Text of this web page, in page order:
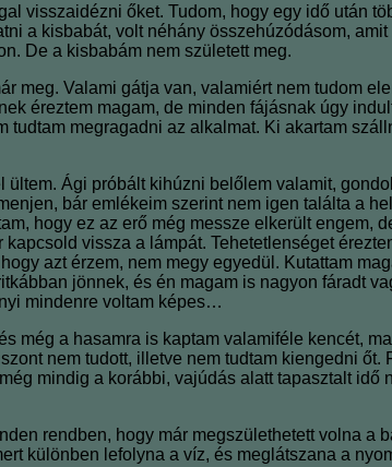
visszaidézni őket. Tudom, hogy egy idő után
a kisbabát, volt néhány összehúzódásom,
De a kisbabám nem született meg.
meg. Valami gátja van, valamiért nem tudom
éreztem magam, de minden fájásnak úgy
megragadni az alkalmat. Ki akartam
Ági próbált kihúzni belőlem valamit,
bár emlékeim szerint nem igen találta a
hogy ez az erő még messze elkerült engem,
vissza a lámpát. Tehetetlenséget
azt érzem, nem megy egyedül. Kutattam
jönnek, és én magam is nagyon fáradt
mindenre voltam képes…
a hasamra is kaptam valamiféle kencét,
nem tudott, illetve nem tudtam kiengedni
mindig a korábbi, vajúdás alatt tapasztalt
rendben, hogy már megszülethetett volna a
különben lefolyna a víz, és meglátszana a